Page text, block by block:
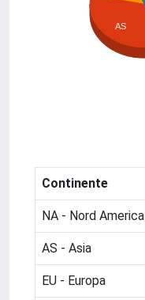
AS
Continente
NA - Nord America
AS - Asia
EU - Europa